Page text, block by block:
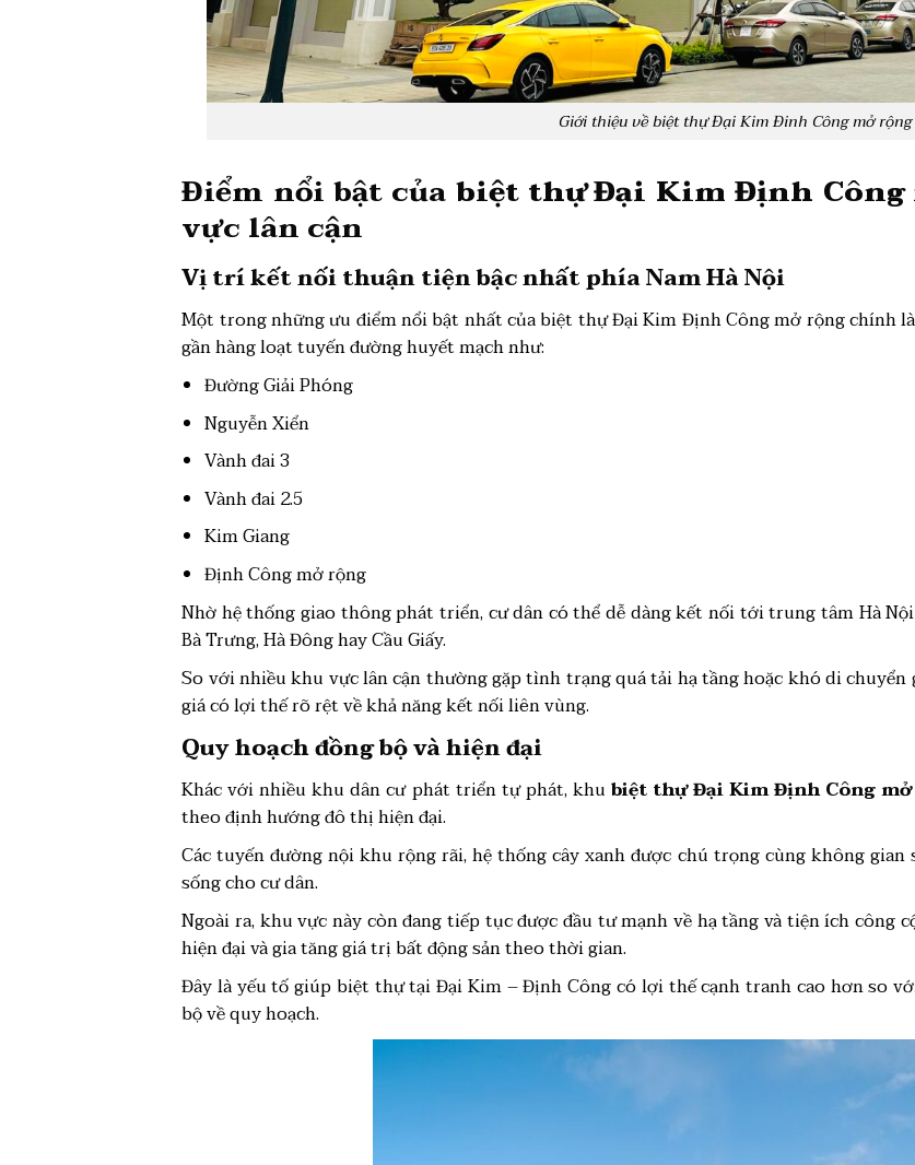
Giới thiệu về biệt thự Đại Kim Đinh Công mở rộng
Điểm nổi bật của biệt thự Đại Kim Định Công
vực lân cận
Vị trí kết nối thuận tiện bậc nhất phía Nam Hà Nội
Một trong những ưu điểm nổi bật nhất của biệt thự Đại Kim Định Công mở rộng chính
gần hàng loạt tuyến đường huyết mạch như:
Đường Giải Phóng
Nguyễn Xiển
Vành đai 3
Vành đai 2.5
Kim Giang
Định Công mở rộng
Nhờ hệ thống giao thông phát triển, cư dân có thể dễ dàng kết nối tới trung tâm Hà
Bà Trưng, Hà Đông hay Cầu Giấy.
So với nhiều khu vực lân cận thường gặp tình trạng quá tải hạ tầng hoặc khó di
giá có lợi thế rõ rệt về khả năng kết nối liên vùng.
Quy hoạch đồng bộ và hiện đại
Khác với nhiều khu dân cư phát triển tự phát, khu biệt thự Đại Kim Định Công
theo định hướng đô thị hiện đại.
Các tuyến đường nội khu rộng rãi, hệ thống cây xanh được chú trọng cùng không
sống cho cư dân.
Ngoài ra, khu vực này còn đang tiếp tục được đầu tư mạnh về hạ tầng và tiện ích công
hiện đại và gia tăng giá trị bất động sản theo thời gian.
Đây là yếu tố giúp biệt thự tại Đại Kim – Định Công có lợi thế cạnh tranh cao hơn so
bộ về quy hoạch.